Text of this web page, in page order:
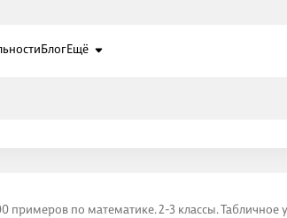
БлогЕщё
примеров по математике. 2-3 классы.